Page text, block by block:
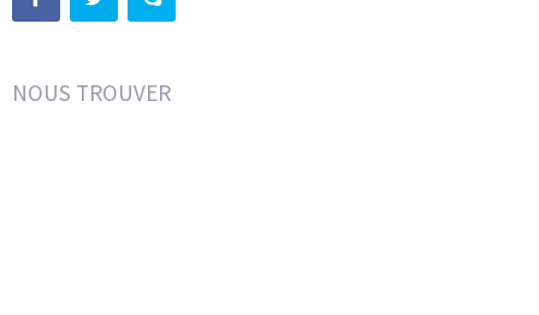
NOUS TROUVER